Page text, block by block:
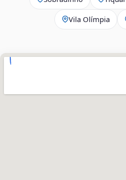
Vila Olímpia